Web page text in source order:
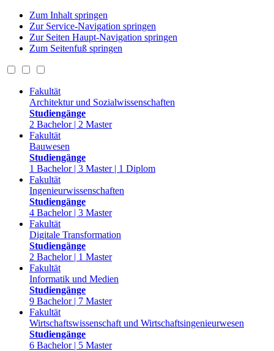
Zum Inhalt springen
Zur Service-Navigation springen
Zur Seiten Haupt-Navigation springen
Zum Seitenfuß springen
Fakultät
Architektur und Sozialwissenschaften
Studiengänge
2 Bachelor | 2 Master
Fakultät
Bauwesen
Studiengänge
1 Bachelor | 3 Master | 1 Diplom
Fakultät
Ingenieurwissenschaften
Studiengänge
4 Bachelor | 3 Master
Fakultät
Digitale Transformation
Studiengänge
2 Bachelor | 1 Master
Fakultät
Informatik und Medien
Studiengänge
9 Bachelor | 7 Master
Fakultät
Wirtschaftswissenschaft und Wirtschaftsingenieurwesen
Studiengänge
6 Bachelor | 5 Master